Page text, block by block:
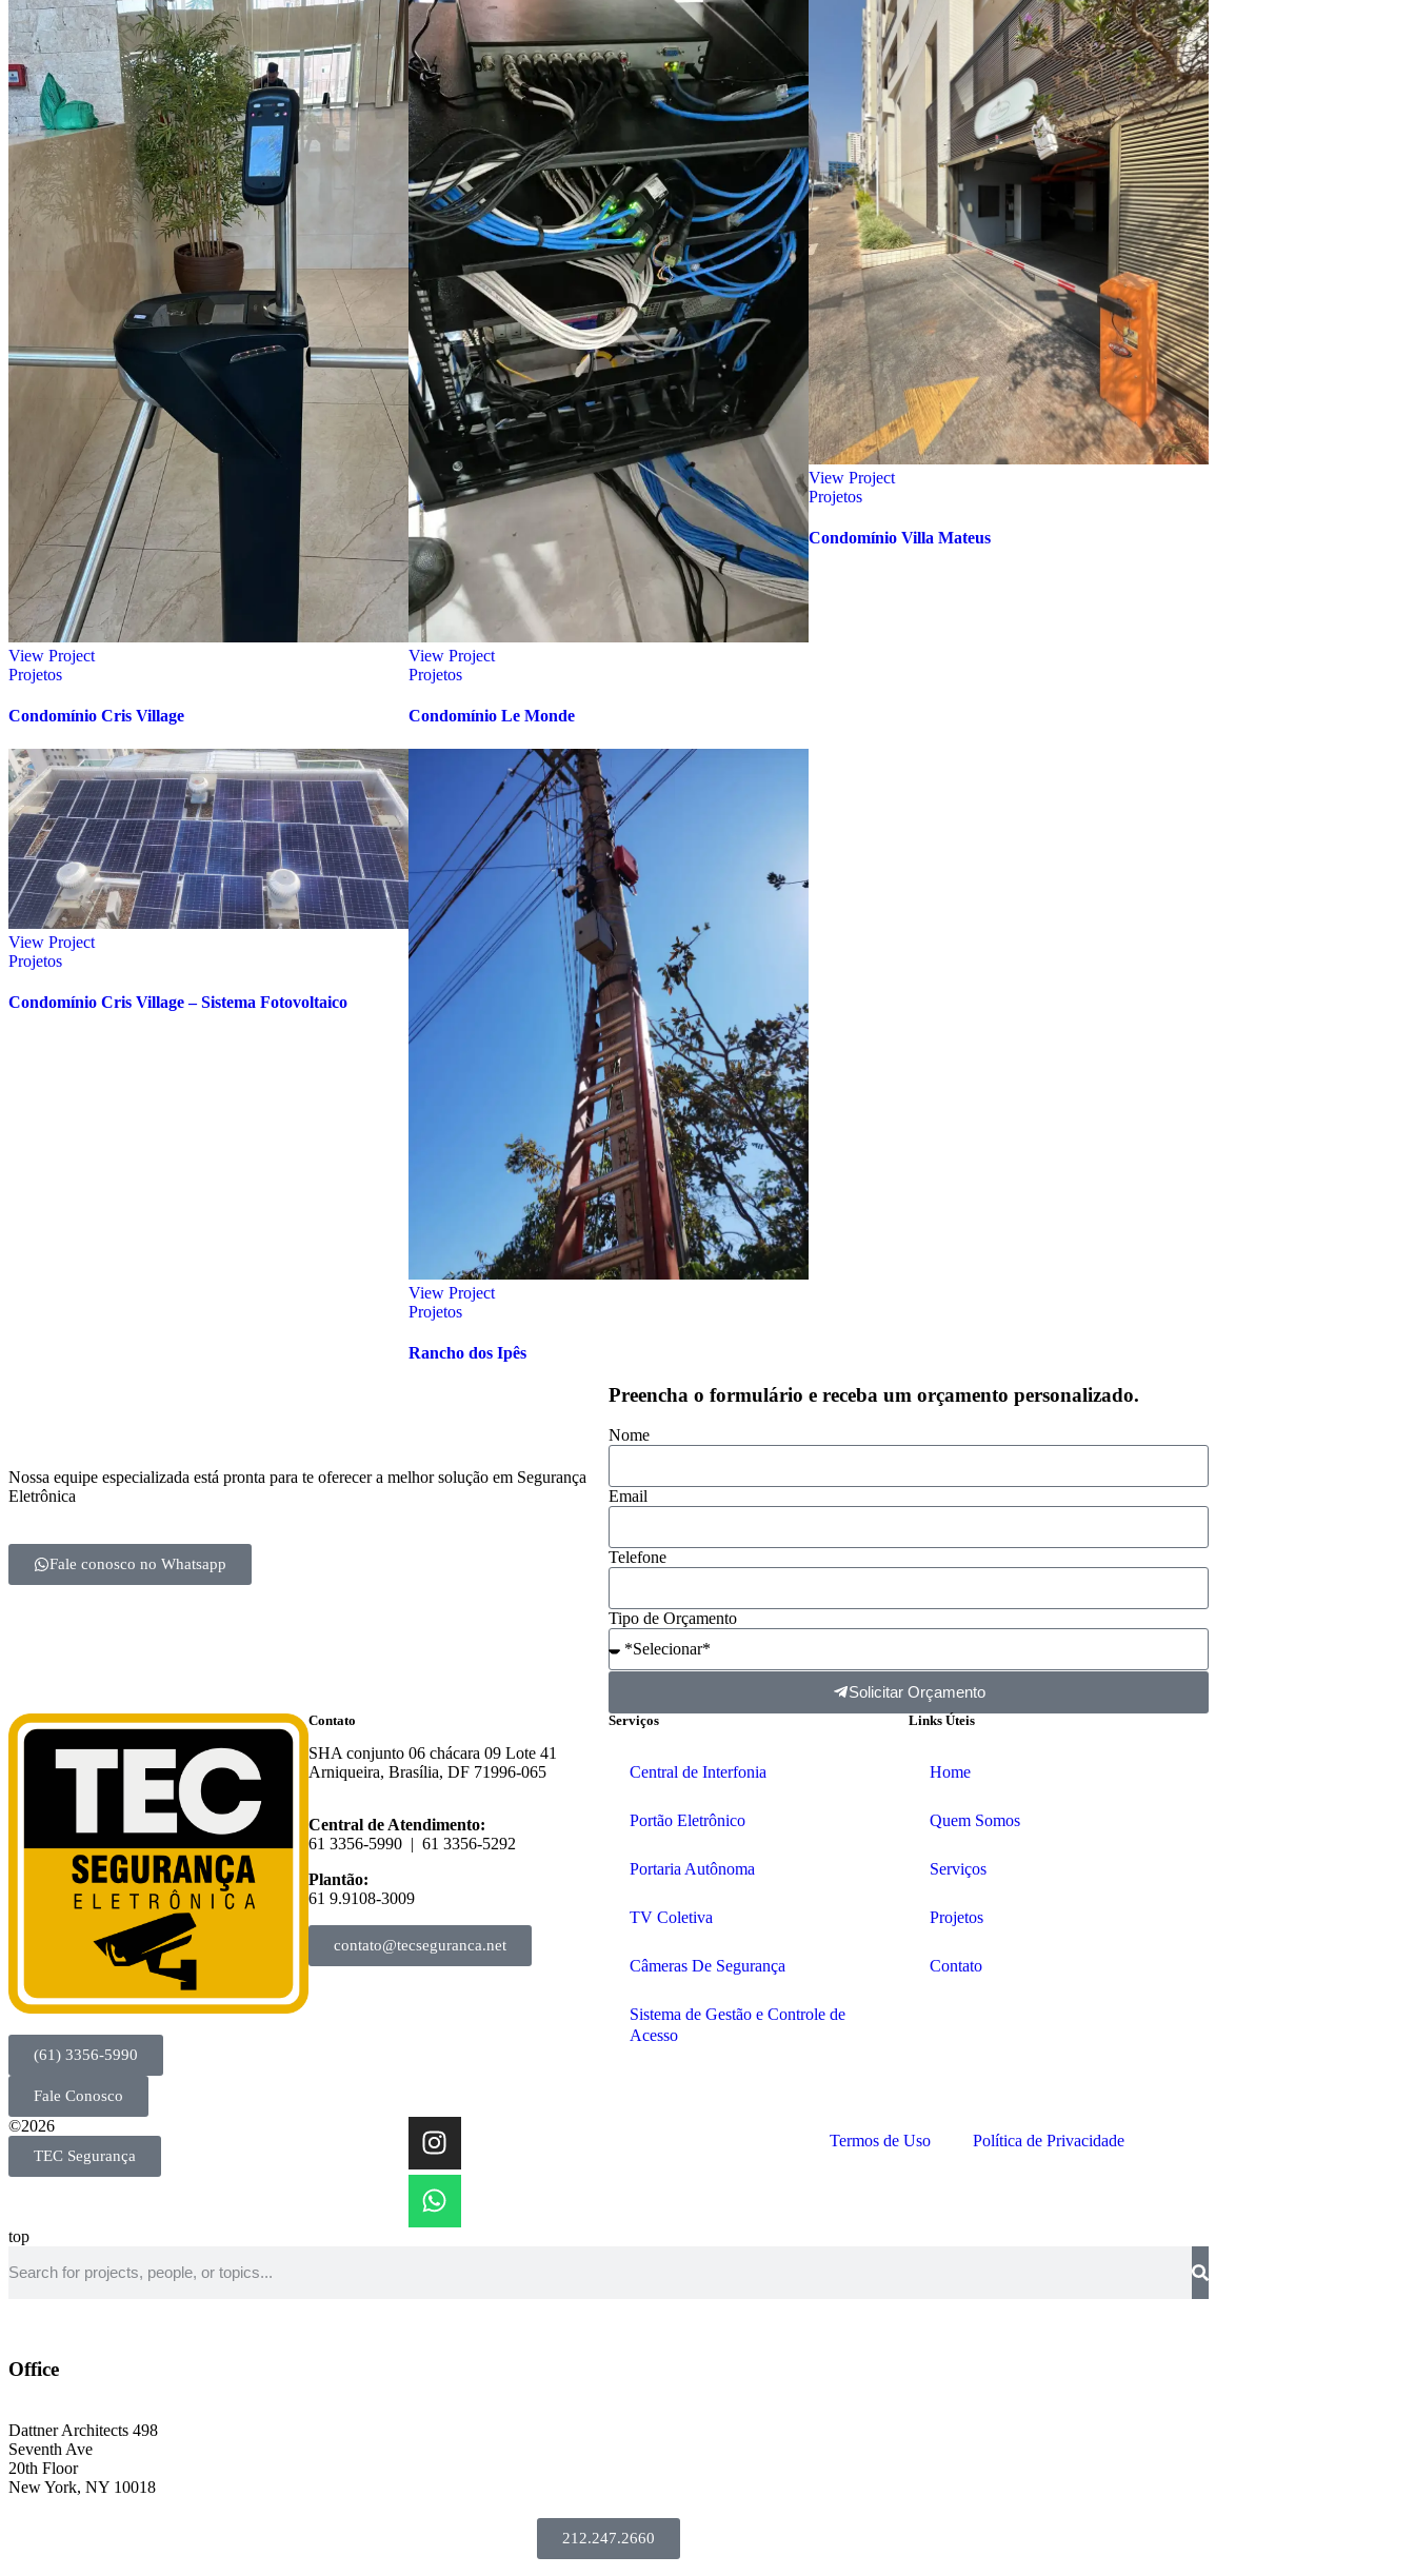
View Project
Projetos
Condomínio Cris Village
View Project
Projetos
Condomínio Le Monde
View Project
Projetos
Condomínio Villa Mateus
View Project
Projetos
Condomínio Cris Village – Sistema Fotovoltaico
View Project
Projetos
Rancho dos Ipês
Nossa equipe especializada está pronta para te oferecer a melhor solução em Segurança
Eletrônica
Fale conosco no Whatsapp
Preencha o formulário e receba um orçamento personalizado.
Nome
Email
Telefone
Tipo de Orçamento
Solicitar Orçamento
(61) 3356-5990
Fale Conosco
Contato
SHA conjunto 06 chácara 09 Lote 41
Arniqueira, Brasília, DF 71996-065
Central de Atendimento:
61 3356-5990 | 61 3356-5292
Plantão:
61 9.9108-3009
contato@tecseguranca.net
Serviços
Central de Interfonia
Portão Eletrônico
Portaria Autônoma
TV Coletiva
Câmeras De Segurança
Sistema de Gestão e Controle de
Acesso
Links Úteis
Home
Quem Somos
Serviços
Projetos
Contato
©2026
TEC Segurança
Termos de Uso Política de Privacidade
top
Office
Dattner Architects 498
Seventh Ave
20th Floor
New York, NY 10018
212.247.2660